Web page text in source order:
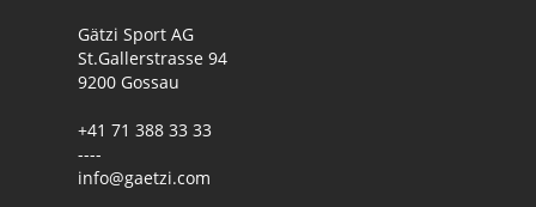
Gätzi Sport AG
St.Gallerstrasse 94
9200 Gossau
+41 71 388 33 33
----
info@gaetzi.com